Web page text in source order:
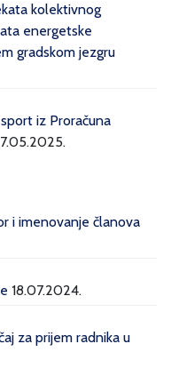
kolektivnog
energetske
gradskom jezgru
iz Proračuna
i imenovanje članova
18.07.2024.
za prijem radnika u